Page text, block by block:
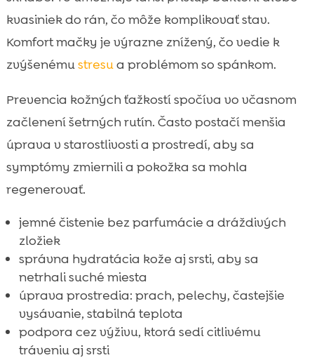
kvasiniek do rán, čo môže komplikovať stav.
Komfort mačky je výrazne znížený, čo vedie k
zvýšenémustresua problémom so spánkom.
Prevencia kožných ťažkostí spočíva vo včasnom
začlenení šetrných rutín. Často postačí menšia
úprava v starostlivosti a prostredí, aby sa
symptómy zmiernili a pokožka sa mohla
regenerovať.
jemné čistenie bez parfumácie a dráždivých
zložiek
správna hydratácia kože aj srsti, aby sa
netrhali suché miesta
úprava prostredia: prach, pelechy, častejšie
vysávanie, stabilná teplota
podpora cez výživu, ktorá sedí citlivému
tráveniu aj srsti